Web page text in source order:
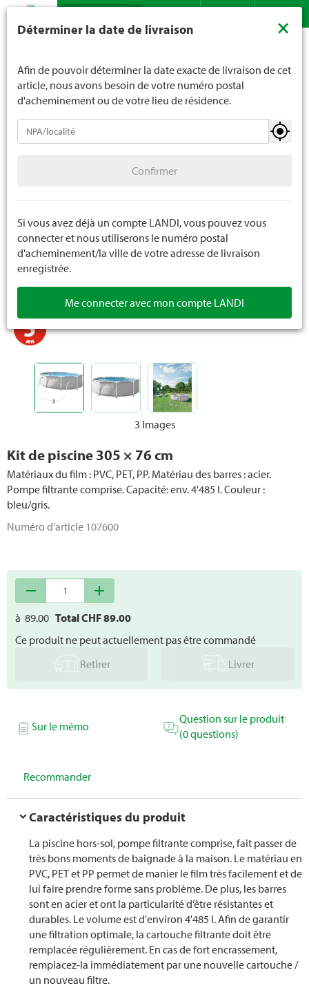
Recherche
3 Images
Kit de piscine 305 × 76 cm
Matériaux du film : PVC, PET, PP. Matériau des barres : acier.
Pompe filtrante comprise. Capacité: env. 4'485 l. Couleur :
bleu/gris.
Numéro d'article 107600
remove add
à 89.00 Total CHF89.00
Ce produit ne peut actuellement pas être commandé
Retirer
Livrer
Sur le mémo
Question sur le produit
(0 questions)
Recommander
Caractéristiques du produit
La piscine hors-sol, pompe filtrante comprise, fait passer de
très bons moments de baignade à la maison. Le matériau en
PVC, PET et PP permet de manier le film très facilement et de
lui faire prendre forme sans problème. De plus, les barres
sont en acier et ont la particularité d’être résistantes et
durables. Le volume est d'environ 4'485 l. Afin de garantir
une filtration optimale, la cartouche filtrante doit être
remplacée régulièrement. En cas de fort encrassement,
remplacez-la immédiatement par une nouvelle cartouche /
un nouveau filtre.
Piscines
Bassins de piscine
Accessoires pour piscines
Spa
Sports nautiques
Déterminer la date de livraison ×
Afin de pouvoir déterminer la date exacte de livraison de cet
article, nous avons besoin de votre numéro postal
d'acheminement ou de votre lieu de résidence.
Confirmer
Si vous avez déjà un compte LANDI, vous pouvez vous
connecter et nous utiliserons le numéro postal
d'acheminement/la ville de votre adresse de livraison
enregistrée.
Me connecter avec mon compte LANDI
moins de 16 ans. La limite d'âge est de 18 ans pour les
nous indiquez votre âge de manière contraignante.